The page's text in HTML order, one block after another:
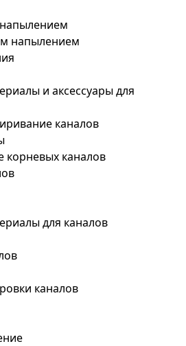
напылением
и аксессуары для
каналов
корневых каналов
для каналов
каналов